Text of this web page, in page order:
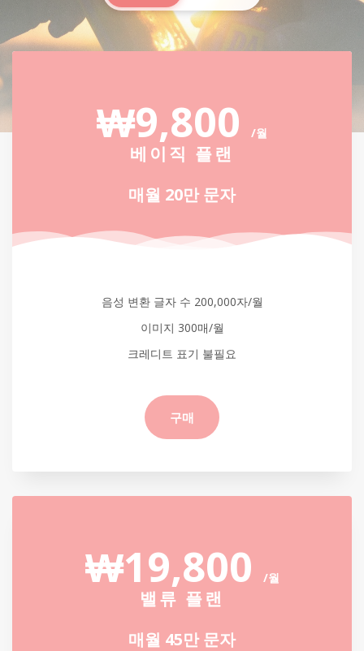
₩9,800 /월
베이직 플랜
매월 20만 문자
음성 변환 글자 수 200,000자/월
이미지 300매/월
크레디트 표기 불필요
구매
₩19,800 /월
밸류 플랜
매월 45만 문자